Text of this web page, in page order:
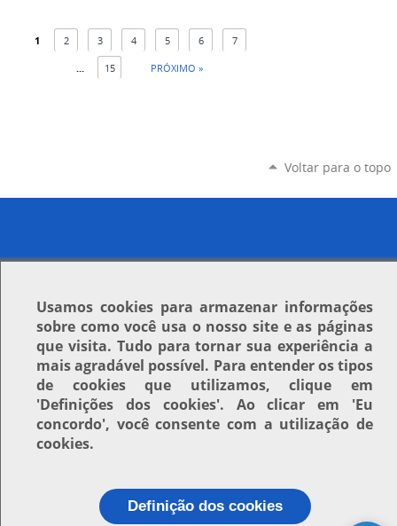
1 2 3 4 5 6 7
... 15 PRÓXIMO »
Voltar para o topo
Usamos cookiespara armazenar informações
sobre como você usa o nosso site e as páginas
que visita. Tudo para tornar sua experiência a
mais agradável possível. Para entender os tipos
de cookies que utilizamos, clique em
'Definições dos cookies'. Ao clicar em 'Eu
concordo', você consente com a utilização de
cookies.